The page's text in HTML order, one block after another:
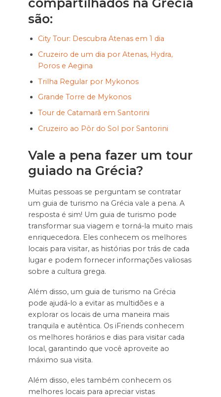
compartilhados na Grécia
são:
City Tour: Descubra Atenas em 1 dia
Cruzeiro de um dia por Atenas, Hydra,
Poros e Aegina
Trilha Regular por Mykonos
Grande Torre de Mykonos
Tour de Catamarã em Santorini
Cruzeiro ao Pôr do Sol por Santorini
Vale a pena fazer um tour
guiado na Grécia?
Muitas pessoas se perguntam se contratar
um guia de turismo na Grécia vale a pena. A
resposta é sim! Um guia de turismo pode
transformar sua viagem e torná-la muito mais
enriquecedora. Eles conhecem os melhores
locais para visitar, as histórias por trás de cada
lugar e podem fornecer informações valiosas
sobre a cultura grega.
Além disso, um guia de turismo na Grécia
pode ajudá-lo a evitar as multidões e a
explorar os locais de uma maneira mais
tranquila e autêntica. Os iFriends conhecem
os melhores horários e dias para visitar cada
local, garantindo que você aproveite ao
máximo sua visita.
Além disso, eles também conhecem os
melhores locais para apreciar vistas